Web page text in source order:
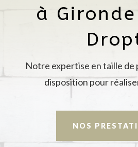
à
Notre expertise en taille de
disposition pour
NOS